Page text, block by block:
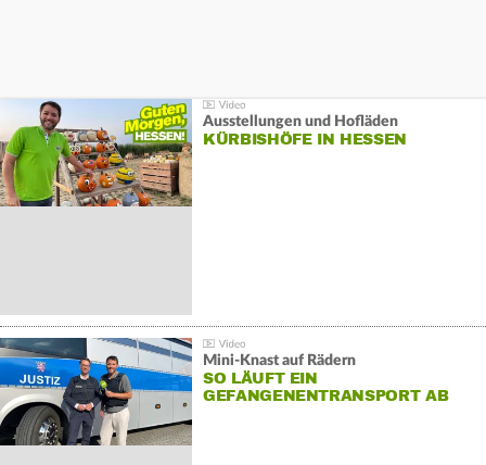
Ausstellungen und Hofläden
KÜRBISHÖFE IN HESSEN
Mini-Knast auf Rädern
SO LÄUFT EIN
GEFANGENENTRANSPORT AB